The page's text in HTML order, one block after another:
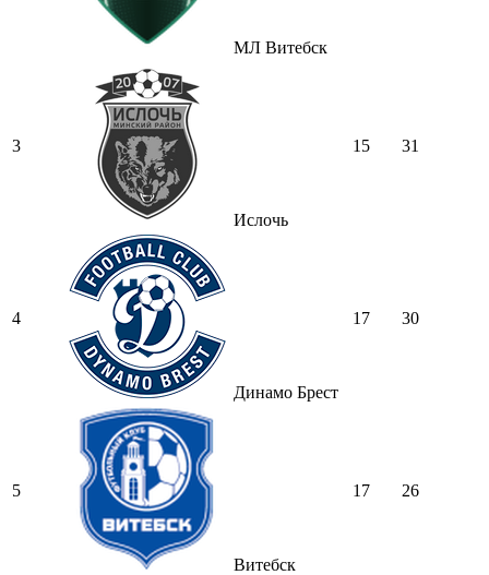
МЛ Витебск
3
Ислочь
15 31
4
Динамо Брест
17 30
5
Витебск
17 26